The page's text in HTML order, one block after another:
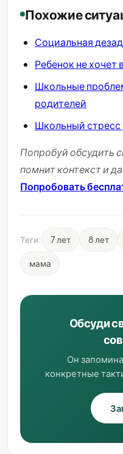
Похожие
Социальная
Ребенок не хочет
Школьные
родителей
Школьный стресс
Попробуй обсудить
помнит контекст и
Попробовать
Теги: 7 лет 8 лет
мама
Обсуди
Он
конкретные